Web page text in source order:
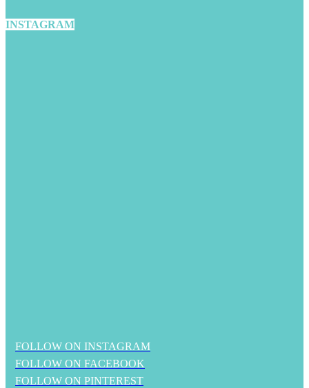
INSTAGRAM
FOLLOW ON INSTAGRAM
FOLLOW ON FACEBOOK
FOLLOW ON PINTEREST